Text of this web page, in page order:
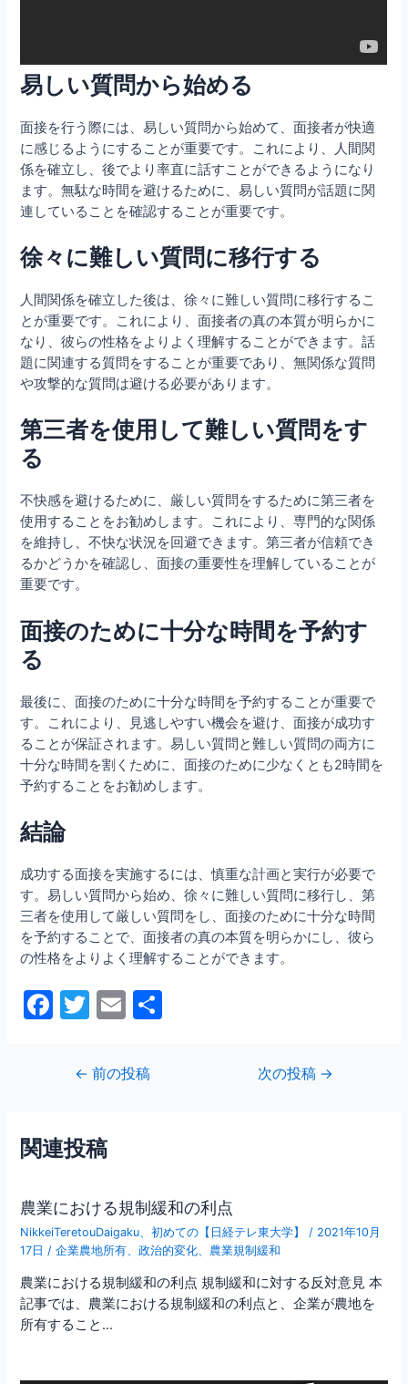
易しい質問から始める
面接を行う際には、易しい質問から始めて、面接者が快適
に感じるようにすることが重要です。これにより、人間関
係を確立し、後でより率直に話すことができるようになり
ます。無駄な時間を避けるために、易しい質問が話題に関
連していることを確認することが重要です。
徐々に難しい質問に移行する
人間関係を確立した後は、徐々に難しい質問に移行するこ
とが重要です。これにより、面接者の真の本質が明らかに
なり、彼らの性格をよりよく理解することができます。話
題に関連する質問をすることが重要であり、無関係な質問
や攻撃的な質問は避ける必要があります。
第三者を使用して難しい質問をす
る
不快感を避けるために、厳しい質問をするために第三者を
使用することをお勧めします。これにより、専門的な関係
を維持し、不快な状況を回避できます。第三者が信頼でき
るかどうかを確認し、面接の重要性を理解していることが
重要です。
面接のために十分な時間を予約す
る
最後に、面接のために十分な時間を予約することが重要で
す。これにより、見逃しやすい機会を避け、面接が成功す
ることが保証されます。易しい質問と難しい質問の両方に
十分な時間を割くために、面接のために少なくとも2時間を
予約することをお勧めします。
結論
成功する面接を実施するには、慎重な計画と実行が必要で
す。易しい質問から始め、徐々に難しい質問に移行し、第
三者を使用して厳しい質問をし、面接のために十分な時間
を予約することで、面接者の真の本質を明らかにし、彼ら
の性格をよりよく理解することができます。
F
o
k
T
itt
er
E
ai
l
ビ
ゲ
シ
ョ
ン
← 前の投稿 次の投稿 →
関連投稿
農業における規制緩和の利点
NikkeiTeretouDaigaku 、初めての【日経テレ東大学】 / 2021年10月
17日 /企業農地所有 、政治的変化 農業規制緩和
農業における規制緩和の利点 規制緩和に対する反対意見 本
記事では、農業における規制緩和の利点と、企業が農地を
所有すること…